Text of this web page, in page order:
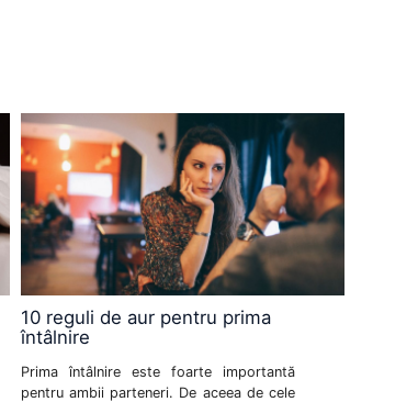
10 reguli de aur pentru prima
întâlnire
Prima întâlnire este foarte importantă
pentru ambii parteneri. De aceea de cele